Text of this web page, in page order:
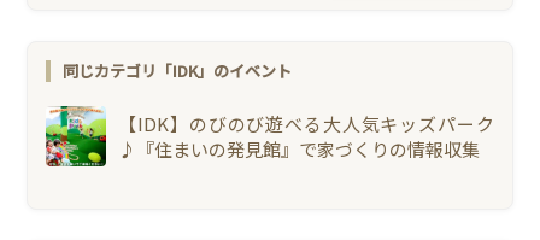
同じカテゴリ「IDK」のイベント
【IDK】のびのび遊べる大人気キッズパーク
♪『住まいの発見館』で家づくりの情報収集